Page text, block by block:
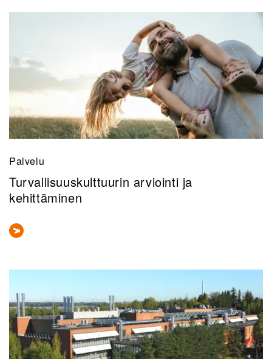
Palvelu
Turvallisuuskulttuurin arviointi ja
kehittäminen